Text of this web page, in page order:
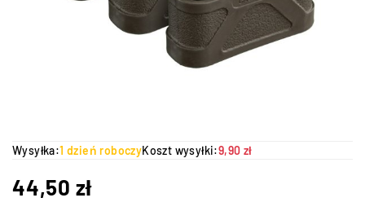
Wysyłka:1 dzień roboczyKoszt wysyłki:9,90 zł
44,50 zł